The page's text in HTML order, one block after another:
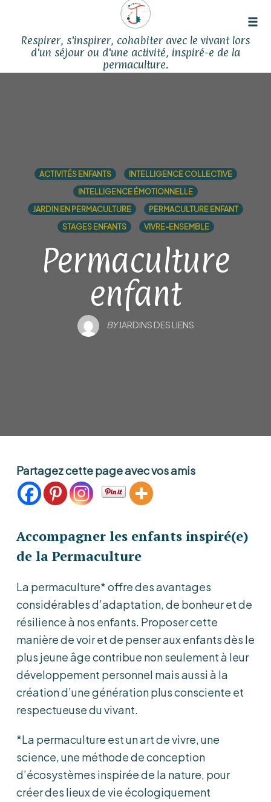
Respirer, s'inspirer, cohabiter avec le vivant lors
d'un séjour ou d'une activité, inspiré-e de la
permaculture.
ACTIVITÉS ENFANTS
INTELLIGENCE COLLECTIVE
INTELLIGENCE ÉMOTIONNELLE
JARDIN EN PERMACULTURE
PERMACULTURE ENFANT
STAGES ENFANTS
VIVRE-ENSEMBLE
Permaculture
enfant
BYJARDINS DES LIENS
Partagez cette page avec vos amis
Accompagner les enfants inspiré(e)
de la Permaculture
La permaculture* offre des avantages
considérables d’adaptation, de bonheur et de
résilience à nos enfants. Proposer cette
manière de voir et de penser aux enfants dès le
plus jeune âge contribue non seulement à leur
développement personnel mais aussi à la
création d’une génération plus consciente et
respectueuse du vivant.
*La permaculture est un art de vivre, une
science, une méthode de conception
d’écosystèmes inspirée de la nature, pour
créer des lieux de vie écologiquement